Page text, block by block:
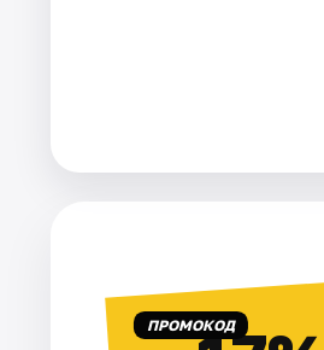
ПРОМОКОД